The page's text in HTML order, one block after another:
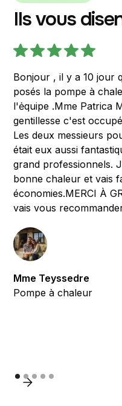
Ils vous
Bonjour , il y a 10 jour
posés la pompe à
l'ėquipe .Mme Patrica
gentillesse c'est
Les deux messieurs
était eux aussi
grand professionnels.
bonne chaleur et vais
économies.MERCI À
vais vous
Mme Teyssedre
Pompe à chaleur